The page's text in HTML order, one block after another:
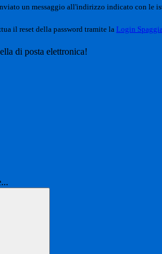
un messaggio all'indirizzo indicato con le
il reset della password tramite la Login
di posta elettronica!